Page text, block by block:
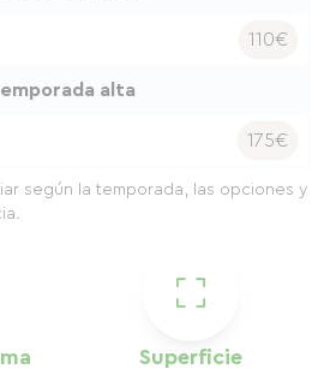
Superficie
110€
alta
175€
según la temporada, las opciones y